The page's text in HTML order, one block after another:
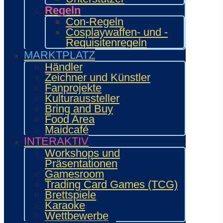
Regeln
Con-Regeln
Cosplaywaffen- und -
Requisitenregeln
MARKTPLATZ
Händler
Zeichner und Künstler
Fanprojekte
Kulturaussteller
Bring and Buy
Food Area
Maidcafé
INTERAKTIV
Workshops und
Präsentationen
Gamesroom
Trading Card Games (TCG)
Brettspiele
Karaoke
Wettbewerbe